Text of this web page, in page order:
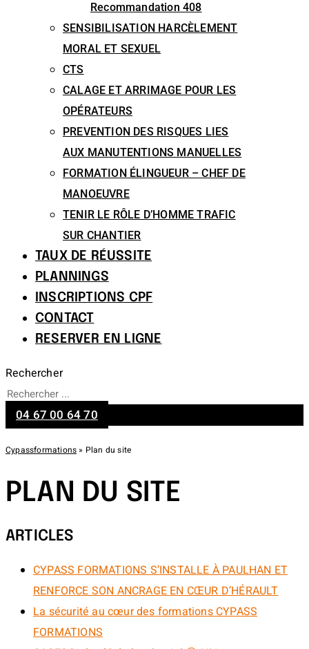
Recommandation 408
SENSIBILISATION HARCÈLEMENT
MORAL ET SEXUEL
CTS
CALAGE ET ARRIMAGE POUR LES
OPÉRATEURS
PREVENTION DES RISQUES LIES
AUX MANUTENTIONS MANUELLES
FORMATION ÉLINGUEUR – CHEF DE
MANOEUVRE
TENIR LE RÔLE D’HOMME TRAFIC
SUR CHANTIER
TAUX DE RÉUSSITE
PLANNINGS
INSCRIPTIONS CPF
CONTACT
RESERVER EN LIGNE
Rechercher
04 67 00 64 70
Cypassformations» Plan du site
PLAN DU SITE
ARTICLES
CYPASS FORMATIONS S’INSTALLE À PAULHAN ET
RENFORCE SON ANCRAGE EN CŒUR D’HÉRAULT
La sécurité au cœur des formations CYPASS
FORMATIONS